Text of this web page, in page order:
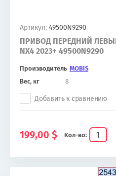
Артикул: 49500N9290
ПРИВОД ПЕРЕДНИЙ ЛЕВЫЙ
NX4 2023+ 49500N9290
Производитель MOBIS
Вес, кг
8
Кол-во:
Добавить к сравнению
199,00 $